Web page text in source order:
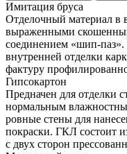
Имитация бруса
Отделочный материал в
выраженными
соединением «шип-
внутренней отделки
фактуру
Гипсокартон
Предначен для отделки
нормальным
ровные стены для
покраски. ГКЛ состоит
с двух сторон